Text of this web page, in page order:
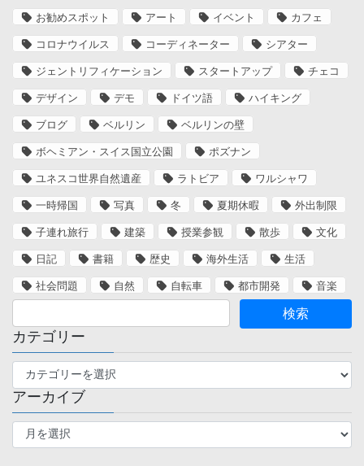
お勧めスポット アート イベント カフェ
コロナウイルス コーディネーター シアター
ジェントリフィケーション スタートアップ チェコ
デザイン デモ ドイツ語 ハイキング
ブログ ベルリン ベルリンの壁
ボヘミアン・スイス国立公園 ポズナン
ユネスコ世界自然遺産 ラトビア ワルシャワ
一時帰国 写真 冬 夏期休暇 外出制限
子連れ旅行 建築 授業参観 散歩 文化
日記 書籍 歴史 海外生活 生活
社会問題 自然 自転車 都市開発 音楽
カテゴリー
テ
ゴ
リ
アーカイブ
ア